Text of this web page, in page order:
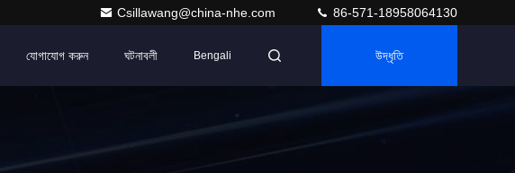
Csillawang@china-nhe.com 86-571-18958064130
যোগাযোগ করুন ঘটনাবলী Bengali উদ্ধৃতি